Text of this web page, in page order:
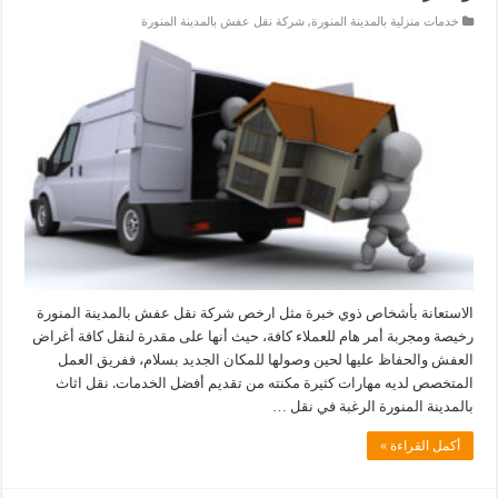
خدمات منزلية بالمدينة المنورة,شركة نقل عفش بالمدينة المنورة
الاستعانة بأشخاص ذوي خبرة مثل ارخص شركة نقل عفش بالمدينة المنورة
رخيصة ومجربة أمر هام للعملاء كافة، حيث أنها على مقدرة لنقل كافة أغراض
العفش والحفاظ عليها لحين وصولها للمكان الجديد بسلام، ففريق العمل
المتخصص لديه مهارات كثيرة مكنته من تقديم أفضل الخدمات. نقل اثاث
بالمدينة المنورة الرغبة في نقل …
أكمل القراءة »